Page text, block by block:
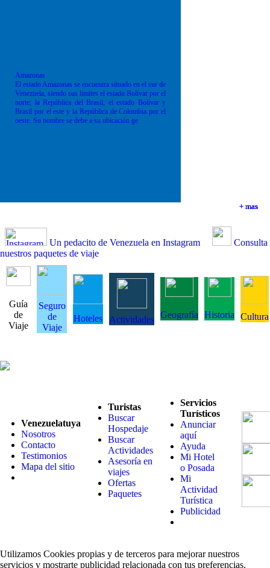
+ mas
+ mas
+ mas
Amazonas
El estado Amazonas se encuentra situado en el sur de
Venezuela, siendo sus límites el estado Bolívar por el
norte; la República del Brasil; el estado Bolívar y
Brasil por el este y la República de Colombia por el
oeste. Su nombre se debe a su ubicación ge
+ mas
Un pedacito de Venezuela en Instagram
Consulta
nuestros paquetes de viaje
Guía
de
Viaje
Seguro
de
Viaje
Hoteles Actividades Geografía Historia Cultura
Venezuelatuya
Nosotros
Contacto
Testimonios
Mapa del sitio
Turistas
Buscar
Hospedaje
Buscar
Actividades
Asesoría en
viajes
Ofertas
Paquetes
Servicios
Turísticos
Anunciar
aquí
Ayuda
Mi Hotel
o Posada
Mi
Actividad
Turística
Publicidad
Utilizamos Cookies propias y de terceros para mejorar nuestros
servicios y mostrarte publicidad relacionada con tus preferencias.